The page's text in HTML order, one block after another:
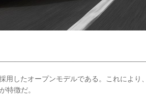
用したオープンモデルである。これにより
特徴だ。